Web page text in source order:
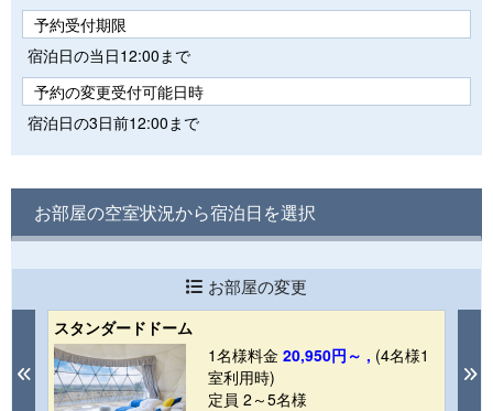
予約受付期限
宿泊日の当日12:00まで
予約の変更受付可能日時
宿泊日の3日前12:00まで
お部屋の空室状況から宿泊日を選択
お部屋の変更
Previous
スタンダードドーム
1名様料金 20,950円～ , (4名様1
室利用時)
定員 2～5名様